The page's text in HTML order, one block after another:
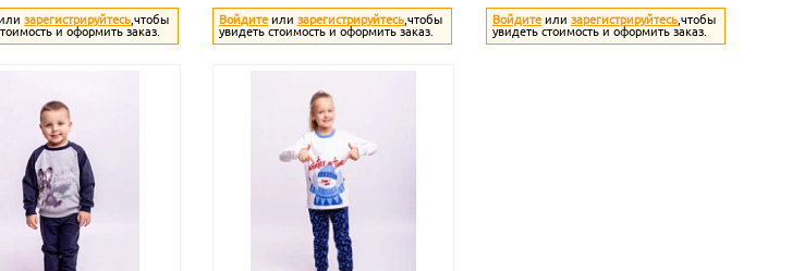
зарегистрируйтесь ,чтобы
и оформить заказ.
Войдите или зарегистрируйтесь ,чтобы
увидеть стоимость и оформить заказ.
Войдите или зарегистрируйтесь ,чтобы
увидеть стоимость и оформить заказ.